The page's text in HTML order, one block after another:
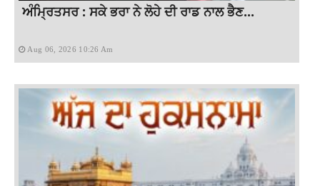
ਅੰਮ੍ਰਿਤਸਰ : ਸਕੇ ਭਰਾ ਨੇ ਲੋਹੇ ਦੀ ਰਾਡ ਨਾਲ ਭੈਣ...
Aug 06, 2026 10:26 Am